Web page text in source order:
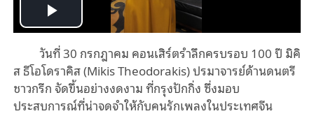
Play
Video
วันที่ 30 กรกฎาคม คอนเสิร์ตรำลึกครบรอบ 100 ปี มิคิ
ส ธีโอโดราคิส (Mikis Theodorakis) ปรมาจารย์ด้านดนตรี
ชาวกรีก จัดขึ้นอย่างงดงามที่กรุงปักกิ่ง ซึ่งมอบ
ประสบการณ์ที่น่าจดจำให้กับคนรักเพลงในประเทศจีน